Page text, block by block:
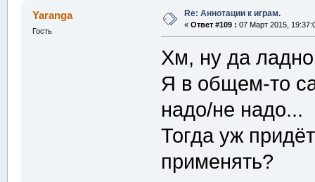
Yaranga
Гость
Re: Аннотации к играм.
« Ответ #109 : 07 Март 2015,
Хм, ну да
Я в общем-то
надо/не надо...
Тогда уж
применять?